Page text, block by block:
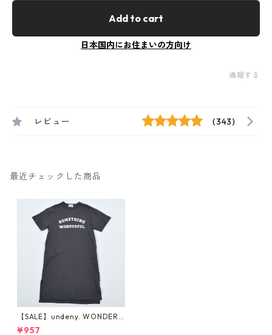
Add to cart
日本国内にお住まいの方向け
通報する
レビュー (343)
最近チェックした商品
【SALE】undeny. WONDERF
UL ワンピース CG (M/L/XL/F
¥957